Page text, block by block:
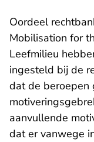
Oordeel
Mobilisation for
Leefmilieu
ingesteld bij de
dat de beroepen
aanvullende
dat er vanwege